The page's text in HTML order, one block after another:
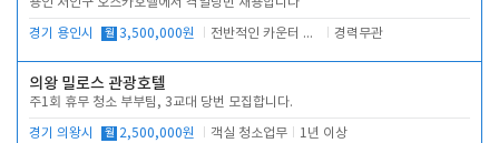
용인 처인구 오스카호텔에서 격일당번 채용합니다
경기 용인시 월 3,500,000원 전반적인 카운터 업무 경력무관
의왕 밀로스 관광호텔
주1회 휴무 청소 부부팀, 3교대 당번 모집합니다.
경기 의왕시 월 2,500,000원 객실 청소업무 1년 이상